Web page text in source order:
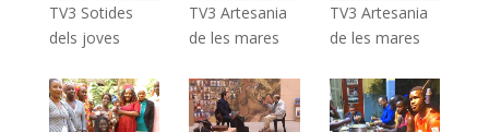
TV3 Sotides
dels joves
TV3 Artesania
de les mares
TV3 Artesania
de les mares